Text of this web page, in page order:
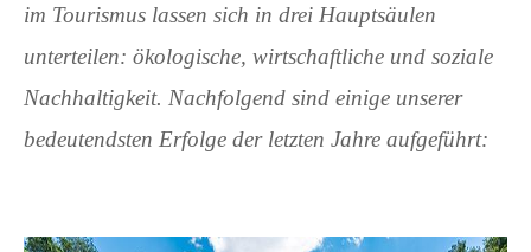
im Tourismus lassen sich in drei Hauptsäulen
unterteilen: ökologische, wirtschaftliche und soziale
Nachhaltigkeit. Nachfolgend sind einige unserer
bedeutendsten Erfolge der letzten Jahre aufgeführt: